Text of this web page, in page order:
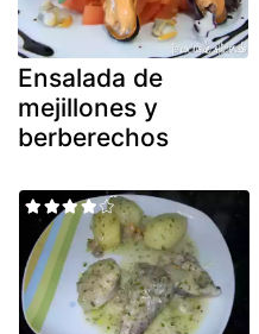
Ensalada de
mejillones y
berberechos